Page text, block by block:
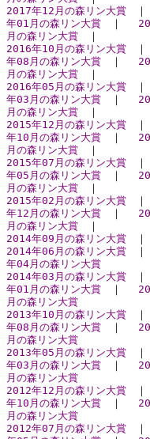
2017年12月の森リン大賞
年01月の森リン大賞 ｜
月の森リン大賞 ｜
2016年10月の森リン大賞
年08月の森リン大賞 ｜
月の森リン大賞 ｜
2016年05月の森リン大賞
年03月の森リン大賞 ｜
月の森リン大賞 ｜
2015年12月の森リン大賞
年10月の森リン大賞 ｜
月の森リン大賞 ｜
2015年07月の森リン大賞
年05月の森リン大賞 ｜
月の森リン大賞 ｜
2015年02月の森リン大賞
年12月の森リン大賞 ｜
月の森リン大賞 ｜
2014年09月の森リン大賞 ｜
2014年06月の森リン大賞
年04月の森リン大賞
2014年03月の森リン大賞
年01月の森リン大賞 ｜
月の森リン大賞
2013年10月の森リン大賞
年08月の森リン大賞 ｜
月の森リン大賞
2013年05月の森リン大賞
年03月の森リン大賞 ｜
月の森リン大賞
2012年12月の森リン大賞
年10月の森リン大賞 ｜
月の森リン大賞
2012年07月の森リン大賞